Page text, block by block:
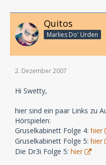
Quitos
Marlies Do' Urden
2. Dezember 2007
Hi Swetty,
hier sind ein paar Links zu
Hörspielen:
Gruselkabinett Folge 4: hier
Gruselkabinett Folge 5: hier
Die Dr3i Folge 5: hier